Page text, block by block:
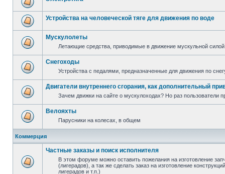
Устройства на человеческой тяге для движения по воде
Мускулолеты
Летающие средства, приводимые в движение мускульной силой
Снегоходы
Устройства с педалями, предназначенные для движения по
Двигатели внутреннего сгорания, как дополнительный
Зачем движки на сайте о мускулоходах? Но раз пользователи
Велояхты
Парусники на колесах, в общем
Коммерция
Частные заказы и поиск исполнителя
В этом форуме можно оставить пожелания на изготовление
(лигерадов), а так же сделать заказ на изготовление
лигерадов и т.п.)